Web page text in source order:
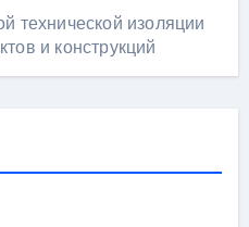
технической изоляции
и конструкций